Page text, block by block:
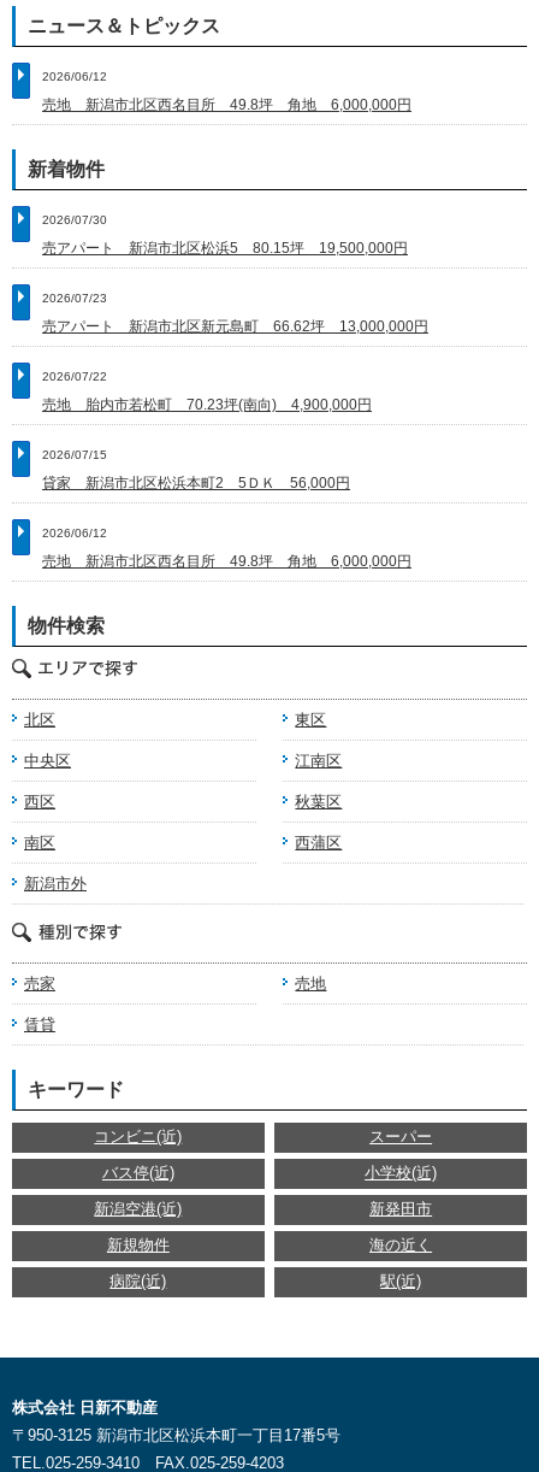
ニュース＆トピックス
2026/06/12
売地 新潟市北区西名目所 49.8坪 角地 6,000,000円
新着物件
2026/07/30
売アパート 新潟市北区松浜5 80.15坪 19,500,000円
2026/07/23
売アパート 新潟市北区新元島町 66.62坪 13,000,000円
2026/07/22
売地 胎内市若松町 70.23坪(南向) 4,900,000円
2026/07/15
貸家 新潟市北区松浜本町2 5ＤＫ 56,000円
2026/06/12
売地 新潟市北区西名目所 49.8坪 角地 6,000,000円
物件検索
北区 東区
中央区 江南区
西区 秋葉区
南区 西蒲区
新潟市外
売家 売地
賃貸
キーワード
コンビニ(近)
スーパー
バス停(近)
小学校(近)
新潟空港(近)
新発田市
新規物件
海の近く
病院(近)
駅(近)
株式会社 日新不動産
〒950-3125 新潟市北区松浜本町一丁目17番5号
TEL.025-259-3410 FAX.025-259-4203